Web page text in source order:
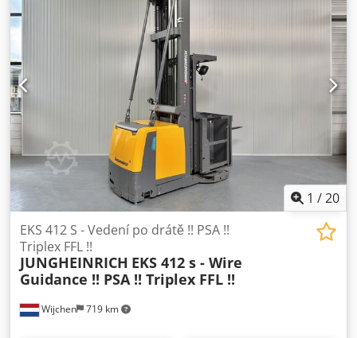
Nosnost: 1200 kg Výška plošiny: 8900 mm Výška pro
manipulaci s materiálem: 10500 mm Stav: Použitý
Cedpfxozq Ukps Am Ejrf Šířka kabiny: 1200 mm Rok výroby:
2019 Provozní hodiny: 1455 hodin Napětí baterie: 48 V /
620 Ah Příslušenství: - Stroj s třídílným teleskopickým
stožárem (Triplex) – FFL - Speciální bezpečnostní zábrany
!!!! - Nastavitelné vidlice! - 2 x modrá a červená barva
1 /20
Wijchen 719 km
EKS 412 S - Vedení po drátě !! PSA !!
Triplex FFL !!
JUNGHEINRICH EKS 412 s - Wire
Guidance !! PSA !! Triplex FFL !!